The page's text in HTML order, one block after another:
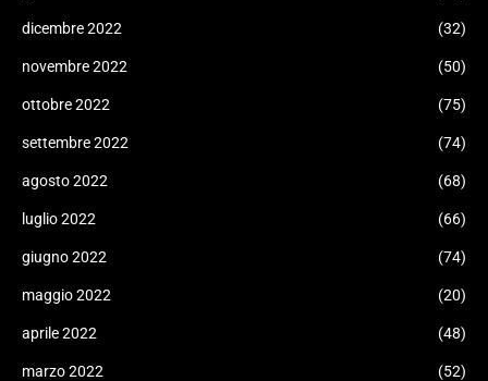
dicembre 2022 (32)
novembre 2022 (50)
ottobre 2022 (75)
settembre 2022 (74)
agosto 2022 (68)
luglio 2022 (66)
giugno 2022 (74)
maggio 2022 (20)
aprile 2022 (48)
marzo 2022 (52)